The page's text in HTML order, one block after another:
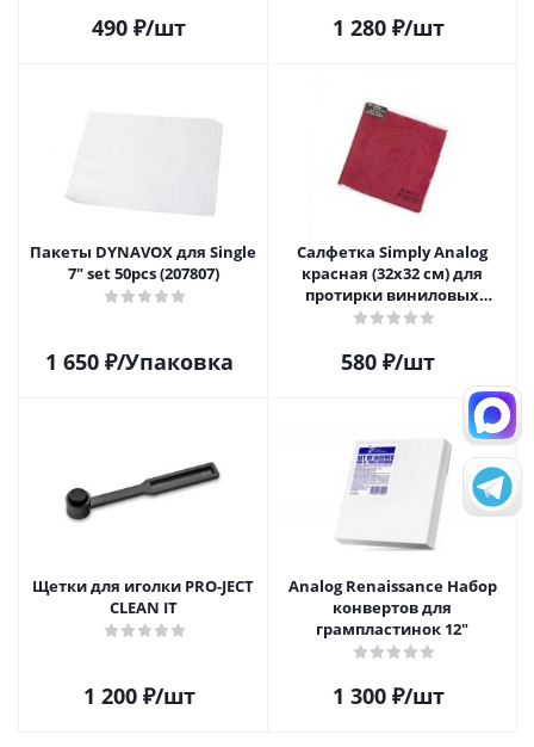
490 ₽/шт 1 280₽/шт
Пакеты DYNAVOX для Single
7" set 50pcs (207807)
1 650₽/Упаковка
Салфетка Simply Analog
красная (32х32 см) для
протирки виниловых
пластинок из микрофибры
580 ₽/шт
Щетки для иголки PRO-JECT
CLEAN IT
1 200₽/шт
Analog Renaissance Набор
конвертов для
грампластинок 12"
1 300₽/шт